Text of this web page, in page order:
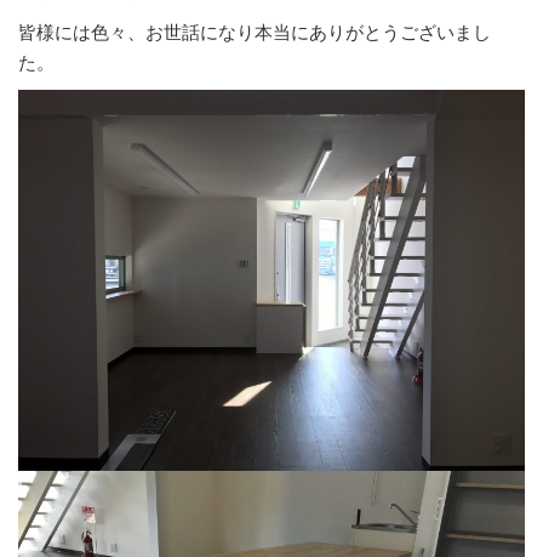
皆様には色々、お世話になり本当にありがとうございまし
た。